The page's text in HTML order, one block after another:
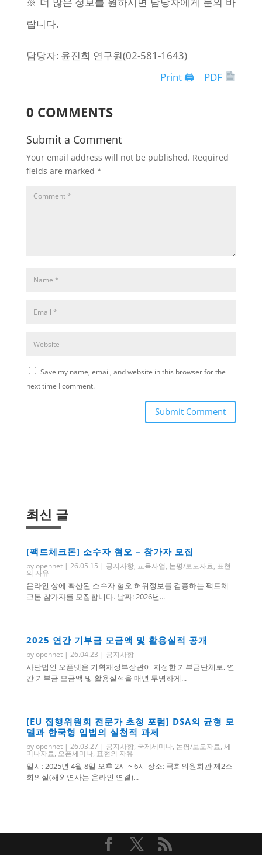
랍니다.
담당자: 윤진희 연구원(02-581-1643)
Print 🖨
PDF
0 COMMENTS
Submit a Comment
Your email address will not be published. Required
fields are marked *
Save my name, email, and website in this browser for the
next time I comment.
Submit Comment
최신 글
[팩트체크톤] 소수자 혐오 – 참가자 모집
byopennet| 26.05.15 | 공지사항, 교육사업, 논평/보도자료, 표현
의 자유
온라인 상에 확산된 소수자 혐오 허위정보를 검증하는 팩트체
크톤 참가자를 모집합니다. 날짜: 2026년...
2025 연간 기부금 모금액 및 활용실적 공개
byopennet| 26.04.23 | 공지사항
사단법인 오픈넷은 기획재정부장관이 지정한 기부금단체로, 연
간 기부금 모금액 및 활용실적을 매년 투명하게...
[EU 집행위원회 전문가 초청 포럼] DSA의 균형 모
델과 한국형 입법의 실천적 과제
byopennet| 26.03.27| 공지사항, 국제세미나, 논평/보도자료, 세
미나자료, 오픈세미나, 표현의 자유
일시: 2025년 4월 8일 오후 2시 ~ 6시 장소: 국회의원회관 제2소
회의실(해외연사는 온라인 연결)...